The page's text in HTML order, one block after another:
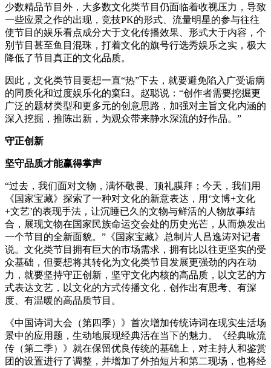
少数精品节目外，大多数文化类节目仍面临着收视压力，导致
一些应景之作的出现，竞技PK的形式、流量明星的参与往往
使节目的娱乐看点成分大于文化传播效果、形式大于内容，个
别节目甚至鱼目混珠，打着文化的旗号行选秀娱乐之实，极大
降低了节目真正的文化品质。
因此，文化类节目要想一直“热”下去，就要避免陷入广受诟病
的同质化和过度娱乐化的窠臼。赵聪说：“创作者需要挖掘更
广泛的题材类型和更多元的创意思路，加强对主旨文化内涵的
深入挖掘，推陈出新，为观众带来静水深流的好作品。”
守正创新
坚守品质才能赢得掌声
“过去，我们面对文物，满怀敬畏、顶礼膜拜；今天，我们用
《国家宝藏》探索了一种对文化的新意表达，用‘文博+文化
+文艺’的表现手法，让沉睡已久的文物与鲜活的人物故事结
合，展现文物在国家民族命运交会处的历史光芒，从而焕发出
一个节目的全新面貌。”《国家宝藏》总制片人吕逸涛对记者
说。文化类节目拥有巨大的市场需求，拥有比以往更坚实的受
众基础，但要想将其转化为文化类节目发展更强劲的内在动
力，就要坚持守正创新，坚守文化内核的高品质，以文艺的方
式表达文艺，以文化的方式传播文化，创作出有思考、有深
度、有温暖的高品质节目。
《中国诗词大会（第四季）》首次增加传统诗词在现实生活场
景中的应用题，生动地展现经典活在当下的魅力。《经典咏流
传（第二季）》就在保留优良传统的基础上，对主持人和鉴赏
团的设置进行了调整，并增加了外拍短片和第二现场，也将经